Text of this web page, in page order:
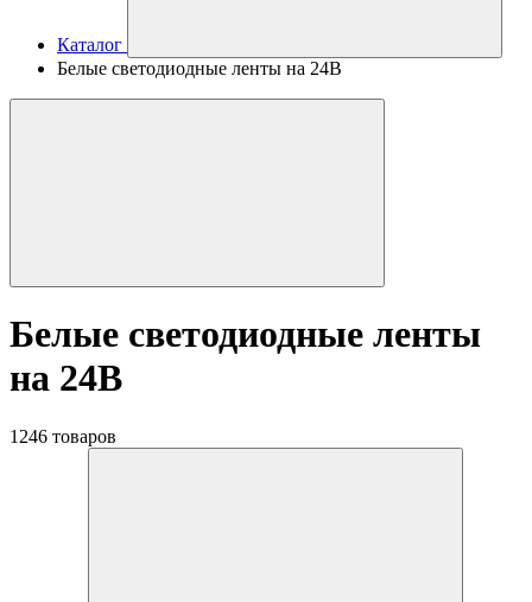
Каталог
Белые светодиодные ленты на 24В
Белые светодиодные ленты
на 24В
1246 товаров